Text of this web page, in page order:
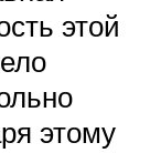
этой
этому